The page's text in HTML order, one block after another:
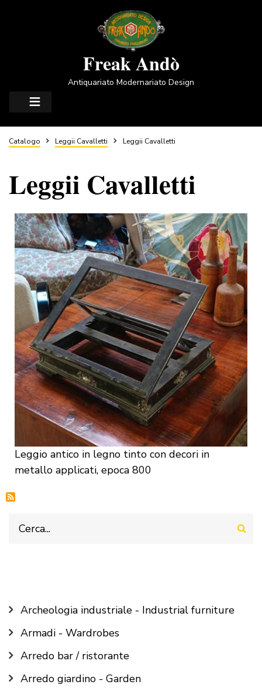
Freak Andò
Antiquariato Modernariato Design
Briciole
di
pane
Catalogo Leggii Cavalletti Leggii Cavalletti
Leggii Cavalletti
Leggio antico in legno tinto con decori in
metallo applicati, epoca 800
Main
Archeologia industriale - Industrial furniture
Armadi - Wardrobes
Arredo bar / ristorante
Arredo giardino - Garden